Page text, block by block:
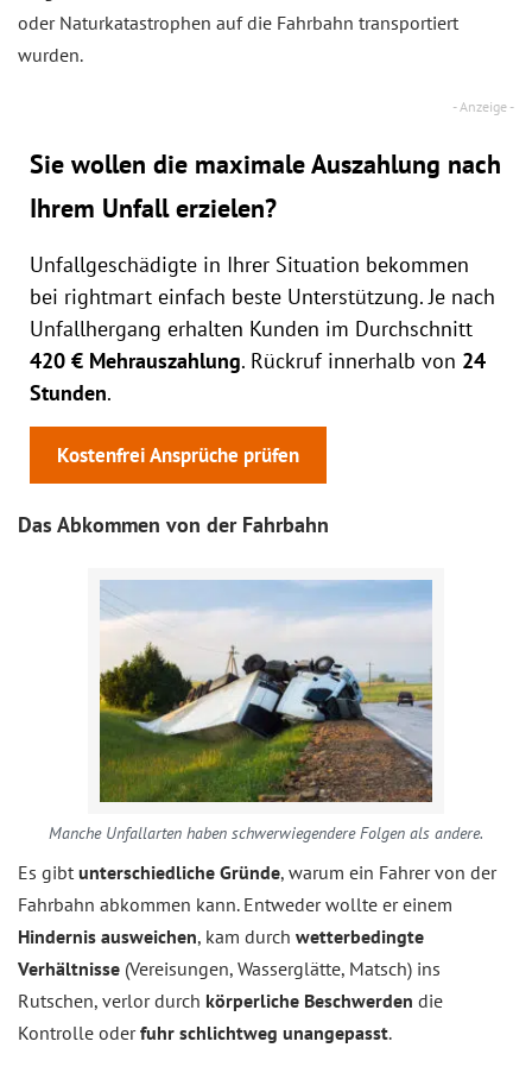
oder Naturkatastrophen auf die Fahrbahn transportiert
wurden.
Sie wollen die maximale Auszahlung nach
Ihrem Unfall erzielen?
Unfallgeschädigte in Ihrer Situation bekommen
bei rightmart einfach beste Unterstützung. Je nach
Unfallhergang erhalten Kunden im Durchschnitt
420 € Mehrauszahlung. Rückruf innerhalb von 24
Stunden.
Kostenfrei Ansprüche prüfen
Das Abkommen von der Fahrbahn
Manche Unfallarten haben schwerwiegendere Folgen als andere.
Es gibt unterschiedliche Gründe, warum ein Fahrer von der
Fahrbahn abkommen kann. Entweder wollte er einem
Hindernis ausweichen, kam durch wetterbedingte
Verhältnisse (Vereisungen, Wasserglätte, Matsch) ins
Rutschen, verlor durch körperliche Beschwerden die
Kontrolle oderfuhr schlichtweg unangepasst.